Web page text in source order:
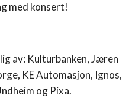
med konsert!
av: Kulturbanken, Jæren
KE Automasjon, Ignos,
og Pixa.